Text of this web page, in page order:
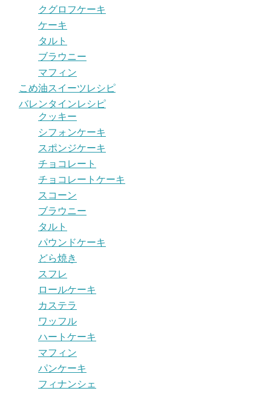
クグロフケーキ
ケーキ
タルト
ブラウニー
マフィン
こめ油スイーツレシピ
バレンタインレシピ
クッキー
シフォンケーキ
スポンジケーキ
チョコレート
チョコレートケーキ
スコーン
ブラウニー
タルト
パウンドケーキ
どら焼き
スフレ
ロールケーキ
カステラ
ワッフル
ハートケーキ
マフィン
パンケーキ
フィナンシェ